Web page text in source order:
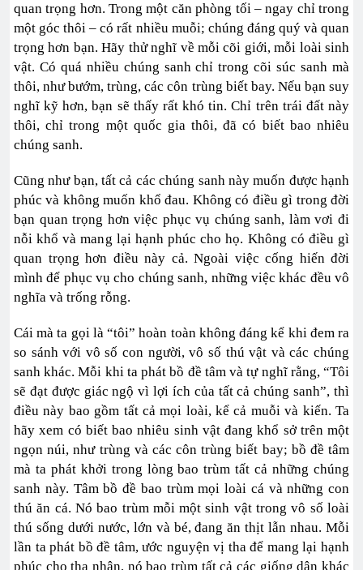
quan trọng hơn. Trong một căn phòng tối – ngay chỉ trong
một góc thôi – có rất nhiều muỗi; chúng đáng quý và quan
trọng hơn bạn. Hãy thử nghĩ về mỗi cõi giới, mỗi loài sinh
vật. Có quá nhiều chúng sanh chỉ trong cõi súc sanh mà
thôi, như bướm, trùng, các côn trùng biết bay. Nếu bạn suy
nghĩ kỹ hơn, bạn sẽ thấy rất khó tin. Chỉ trên trái đất này
thôi, chỉ trong một quốc gia thôi, đã có biết bao nhiêu
chúng sanh.
Cũng như bạn, tất cả các chúng sanh này muốn được hạnh
phúc và không muốn khổ đau. Không có điều gì trong đời
bạn quan trọng hơn việc phục vụ chúng sanh, làm vơi đi
nỗi khổ và mang lại hạnh phúc cho họ. Không có điều gì
quan trọng hơn điều này cả. Ngoài việc cống hiến đời
mình để phục vụ cho chúng sanh, những việc khác đều vô
nghĩa và trống rỗng.
Cái mà ta gọi là “tôi” hoàn toàn không đáng kể khi đem ra
so sánh với vô số con người, vô số thú vật và các chúng
sanh khác. Mỗi khi ta phát bồ đề tâm và tự nghĩ rằng, “Tôi
sẽ đạt được giác ngộ vì lợi ích của tất cả chúng sanh”, thì
điều này bao gồm tất cả mọi loài, kể cả muỗi và kiến. Ta
hãy xem có biết bao nhiêu sinh vật đang khổ sở trên một
ngọn núi, như trùng và các côn trùng biết bay; bồ đề tâm
mà ta phát khởi trong lòng bao trùm tất cả những chúng
sanh này. Tâm bồ đề bao trùm mọi loài cá và những con
thú ăn cá. Nó bao trùm mỗi một sinh vật trong vô số loài
thú sống dưới nước, lớn và bé, đang ăn thịt lẫn nhau. Mỗi
lần ta phát bồ đề tâm, ước nguyện vị tha để mang lại hạnh
phúc cho tha nhân, nó bao trùm tất cả các giống dân khác